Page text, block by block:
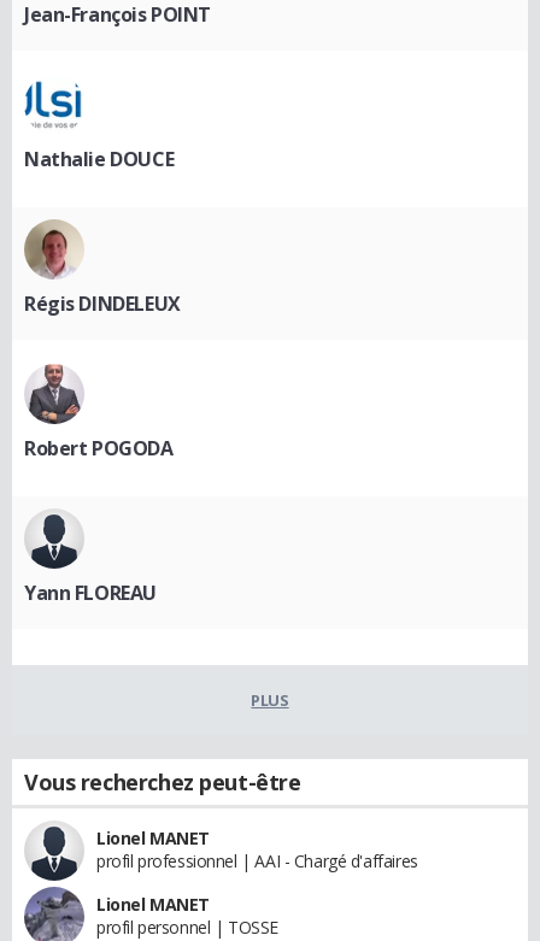
Jean-François POINT
Nathalie DOUCE
Régis DINDELEUX
Robert POGODA
Yann FLOREAU
PLUS
Vous recherchez peut-être
Lionel MANET
profil professionnel | AAI - Chargé d'affaires
Lionel MANET
profil personnel | TOSSE